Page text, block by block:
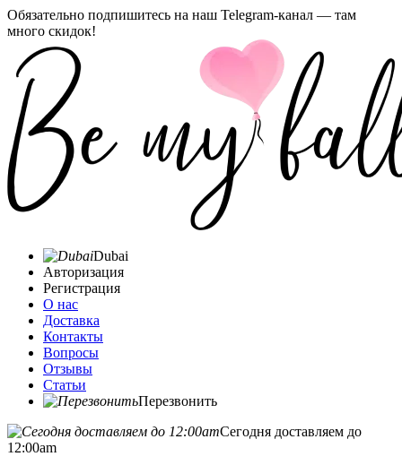
Обязательно подпишитесь на наш Telegram-канал — там
много скидок!
Dubai
Авторизация
Регистрация
О нас
Доставка
Контакты
Вопросы
Отзывы
Статьи
Перезвонить
Сегодня доставляем до
12:00am